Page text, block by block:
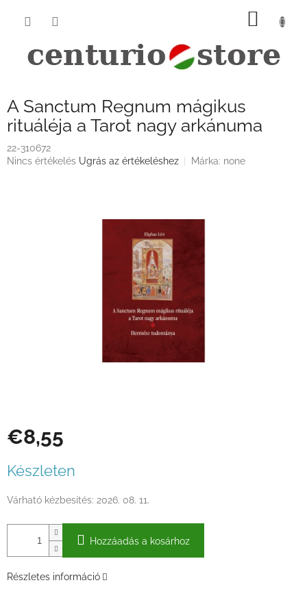
KOSÁR
A Sanctum Regnum mágikus
rituáléja a Tarot nagy arkánuma
22-310672
A
Nincs értékelés Ugrás az értékeléshez Márka: none
€8,55
Készleten
Várható kézbesítés: 2026. 08. 11.
Hozzáadás a kosárhoz
Részletes információ